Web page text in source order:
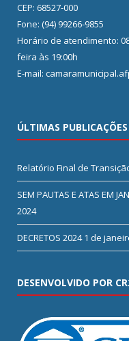
CEP: 68527-000
Fone: (94) 99266-9855
Horário de atendimento:
feira às 19:00h
E-mail:
ÚLTIMAS PUBLICAÇÕES
Relatório Final de
SEM PAUTAS E ATAS EM
2024
DECRETOS 2024 1 de
DESENVOLVIDO POR